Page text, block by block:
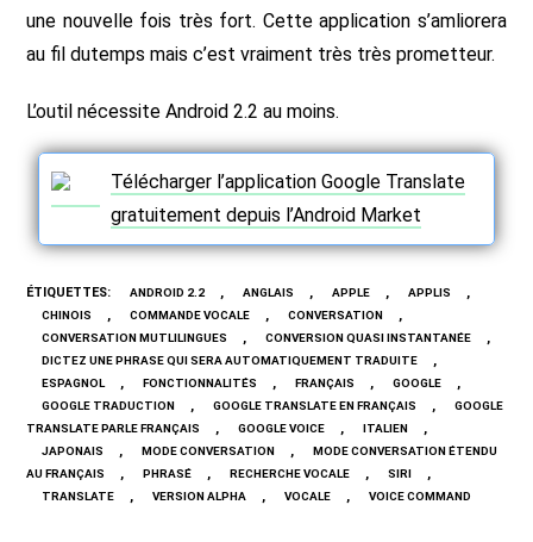
une nouvelle fois très fort. Cette application s’amliorera
au fil dutemps mais c’est vraiment très très prometteur.
L’outil nécessite Android 2.2 au moins.
Télécharger l’application Google Translate
gratuitement depuis l’Android Market
ÉTIQUETTES: ANDROID 2.2 , ANGLAIS , APPLE , APPLIS ,
CHINOIS , COMMANDE VOCALE , CONVERSATION ,
CONVERSATION MUTLILINGUES , CONVERSION QUASI INSTANTANÉE ,
DICTEZ UNE PHRASE QUI SERA AUTOMATIQUEMENT TRADUITE ,
ESPAGNOL , FONCTIONNALITÉS , FRANÇAIS , GOOGLE ,
GOOGLE TRADUCTION , GOOGLE TRANSLATE EN FRANÇAIS ,
GOOGLE
TRANSLATE PARLE FRANÇAIS
, GOOGLE VOICE , ITALIEN ,
JAPONAIS , MODE CONVERSATION ,
MODE CONVERSATION ÉTENDU
AU FRANÇAIS
, PHRASÉ , RECHERCHE VOCALE , SIRI ,
TRANSLATE , VERSION ALPHA , VOCALE , VOICE COMMAND